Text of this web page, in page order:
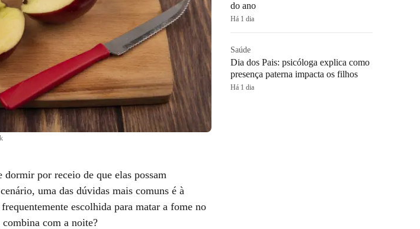
por receio de que elas possam
uma das dúvidas mais comuns é à
escolhida para matar a fome no
com a noite?
do ano
Há 1 dia
Saúde
Dia dos Pais: psicóloga explica como
presença paterna impacta os filhos
Há 1 dia